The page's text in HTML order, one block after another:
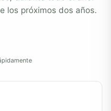
los próximos dos años.